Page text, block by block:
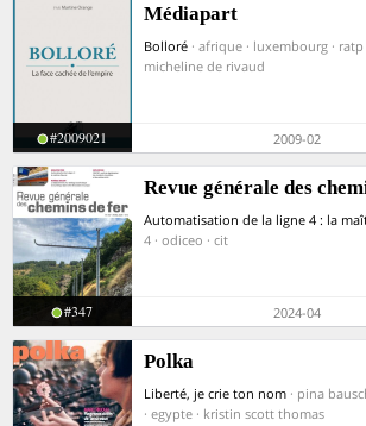
Médiapart
Bolloré · afrique · luxembourg ·
micheline de rivaud
#2009021 2009-02
Revue générale des
Automatisation de la ligne 4 : la
4 · odiceo · cit
#347 2024-04
Polka
Liberté, je crie ton nom · pina
· egypte · kristin scott thomas